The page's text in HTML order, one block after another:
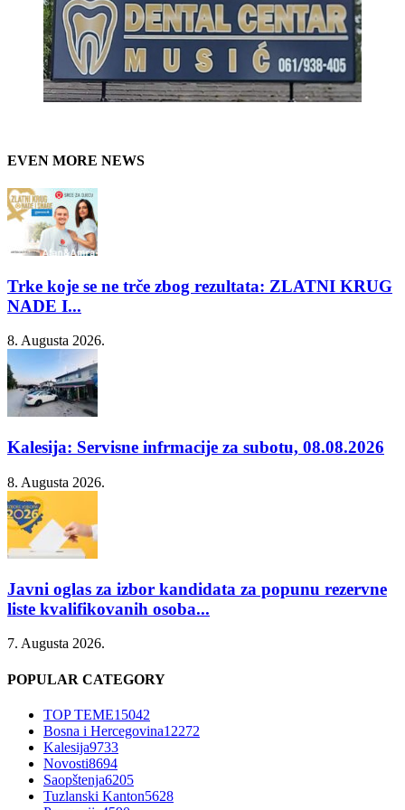
EVEN MORE NEWS
Trke koje se ne trče zbog rezultata: ZLATNI KRUG
NADE I...
8. Augusta 2026.
Kalesija: Servisne infrmacije za subotu, 08.08.2026
8. Augusta 2026.
Javni oglas za izbor kandidata za popunu rezervne
liste kvalifikovanih osoba...
7. Augusta 2026.
POPULAR CATEGORY
TOP TEME15042
Bosna i Hercegovina12272
Kalesija9733
Novosti8694
Saopštenja6205
Tuzlanski Kanton5628